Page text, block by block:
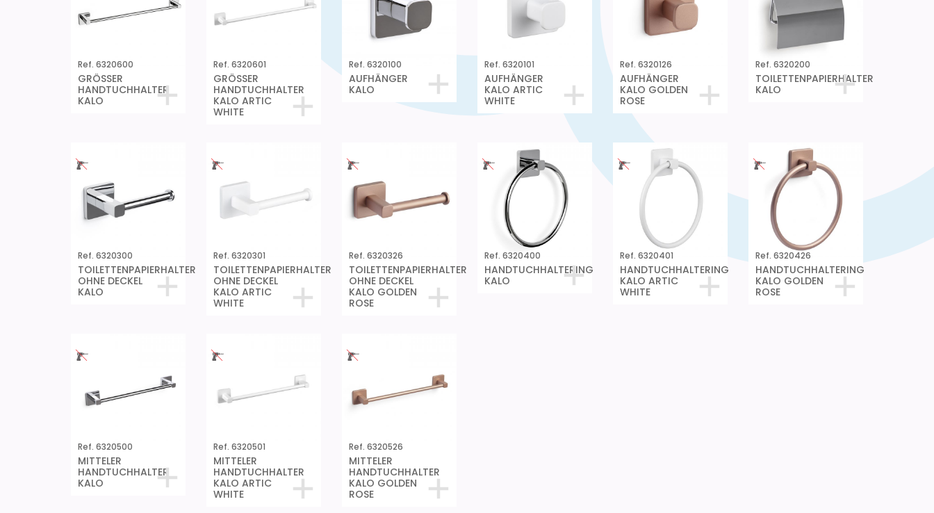
Ref. 6320600
GRÖSSER
HANDTUCHHALTER
KALO
Ref. 6320601
GRÖSSER
HANDTUCHHALTER
KALO ARTIC
WHITE
Ref. 6320100
AUFHÄNGER
KALO
Ref. 6320101
AUFHÄNGER
KALO ARTIC
WHITE
Ref. 6320126
AUFHÄNGER
KALO GOLDEN
ROSE
Ref. 6320200
TOILETTENPAPIERHALTER
KALO
Ref. 6320300
TOILETTENPAPIERHALTER
OHNE DECKEL
KALO
Ref. 6320301
TOILETTENPAPIERHALTER
OHNE DECKEL
KALO ARTIC
WHITE
Ref. 6320326
TOILETTENPAPIERHALTER
OHNE DECKEL
KALO GOLDEN
ROSE
Ref. 6320400
HANDTUCHHALTERING
KALO
Ref. 6320401
HANDTUCHHALTERING
KALO ARTIC
WHITE
Ref. 6320426
HANDTUCHHALTERING
KALO GOLDEN
ROSE
Ref. 6320500
MITTELER
HANDTUCHHALTER
KALO
Ref. 6320501
MITTELER
HANDTUCHHALTER
KALO ARTIC
WHITE
Ref. 6320526
MITTELER
HANDTUCHHALTER
KALO GOLDEN
ROSE